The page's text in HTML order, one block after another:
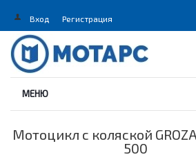
Вход Регистрация
МЕНЮ
Мотоцикл с коляской
500